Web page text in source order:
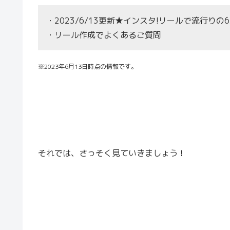
・2023/6/13更新★インスタ!リールで流行りの
・リール作成でよくあるご質問
※2023年6月13日時点の情報です。
それでは、さっそく見ていきましょう！